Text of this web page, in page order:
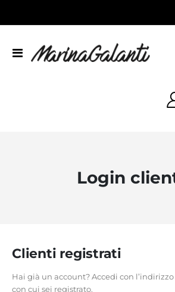
Toggle
Nav
Login
Clienti registrati
Hai già un account? Accedi con
con cui sei registrato.